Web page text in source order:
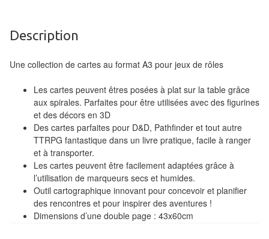
en
en
français
Tables
Accessoires
Jeux
société
Description
Une collection de cartes au format A3 pour jeux de rôles
Les cartes peuvent êtres posées à plat sur la table grâce
aux spirales. Parfaites pour être utilisées avec des figurines
et des décors en 3D
Des cartes parfaites pour D&D, Pathfinder et tout autre
TTRPG fantastique dans un livre pratique, facile à ranger
et à transporter.
Les cartes peuvent être facilement adaptées grâce à
l’utilisation de marqueurs secs et humides.
Outil cartographique innovant pour concevoir et planifier
des rencontres et pour inspirer des aventures !
Dimensions d’une double page : 43x60cm